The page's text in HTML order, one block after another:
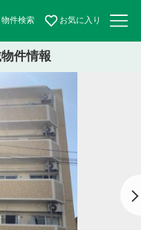
物件検索 お気に入り
件情報